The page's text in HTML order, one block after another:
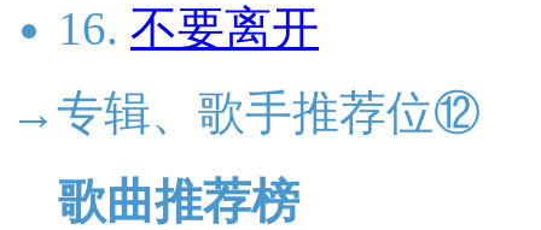
16. 不要离开
→专辑、歌手推荐位⑫
歌曲推荐榜